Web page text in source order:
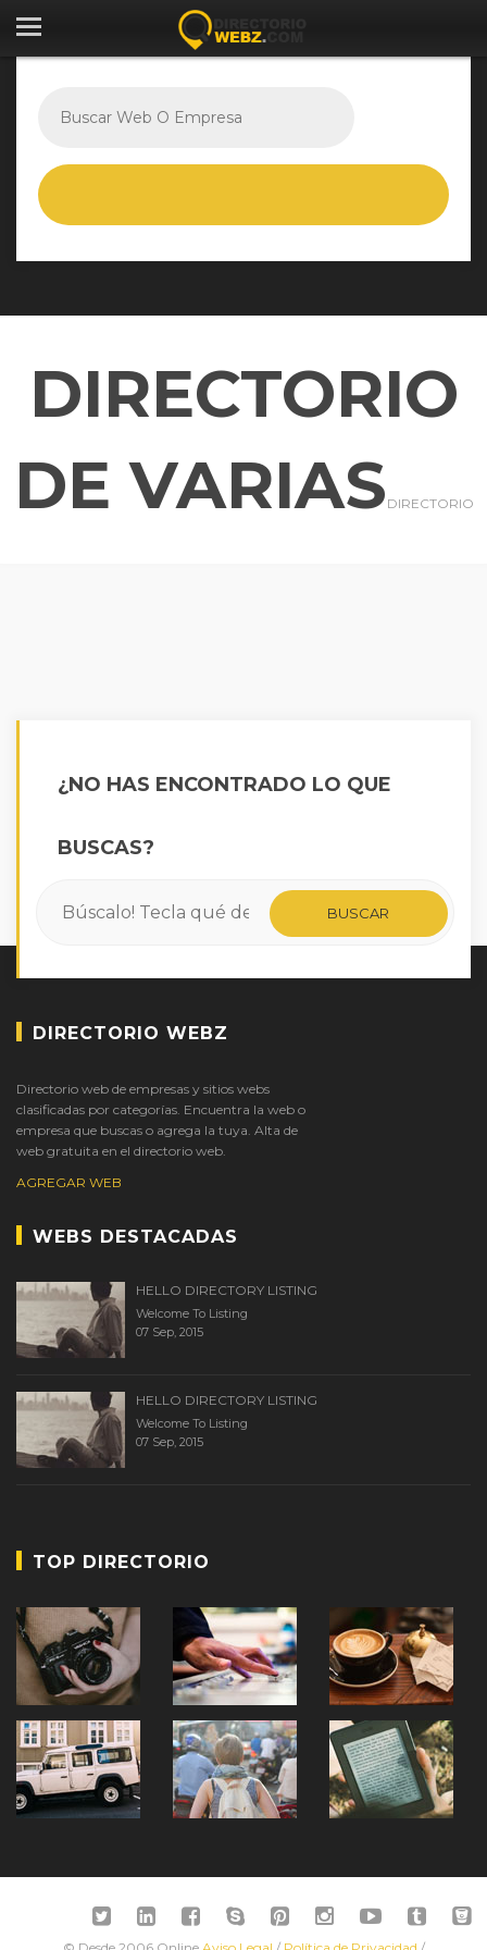
DIRECTORIO
DE VARIAS DIRECTORIO
¿NO HAS ENCONTRADO LO QUE
BUSCAS?
DIRECTORIO WEBZ
Directorio web de empresas y sitios webs
clasificadas por categorías. Encuentra la web o
empresa que buscas o agrega la tuya. Alta de
web gratuita en el directorio web.
AGREGAR WEB
WEBS DESTACADAS
HELLO DIRECTORY LISTING
Welcome To Listing
07 Sep, 2015
HELLO DIRECTORY LISTING
Welcome To Listing
07 Sep, 2015
TOP DIRECTORIO